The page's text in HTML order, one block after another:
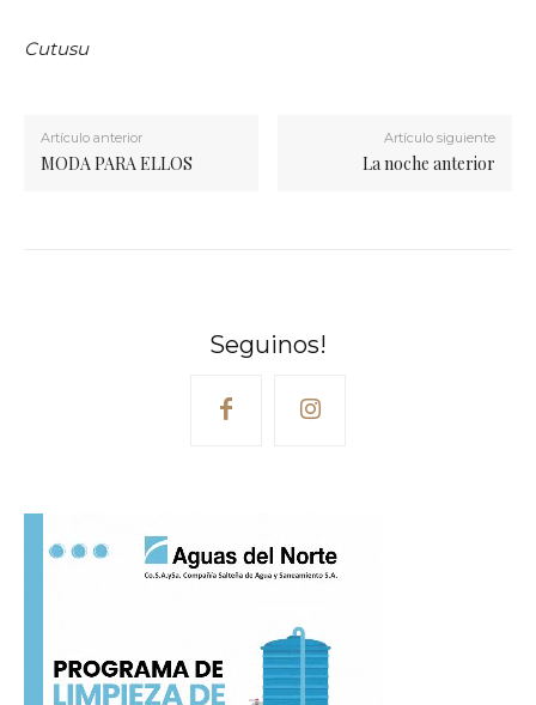
Cutusu
Artículo anterior
MODA PARA ELLOS
Artículo siguiente
La noche anterior
Seguinos!